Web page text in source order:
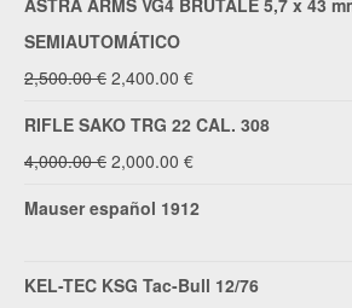
original actual
ASTRA ARMS VG4 BRUTALE 5,7 x 43
SEMIAUTOMÁTICO
2,500.00€ El
precio
2,500.00 €.
2,400.00 €El
precio
2,400.00 €.
RIFLE SAKO TRG 22 CAL. 308
4,000.00€ El
precio
2,000.00 €El
Mauser español 1912
KEL-TEC KSG Tac-Bull 12/76